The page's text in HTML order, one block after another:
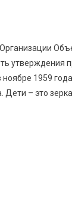
утверждения
1959
Дети – это